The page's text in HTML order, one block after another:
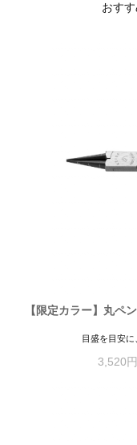
おす
【限定カラー】丸ペ
目盛を目安
3,520